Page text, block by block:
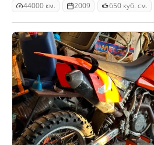
44000 км. 2009 650 куб. см.